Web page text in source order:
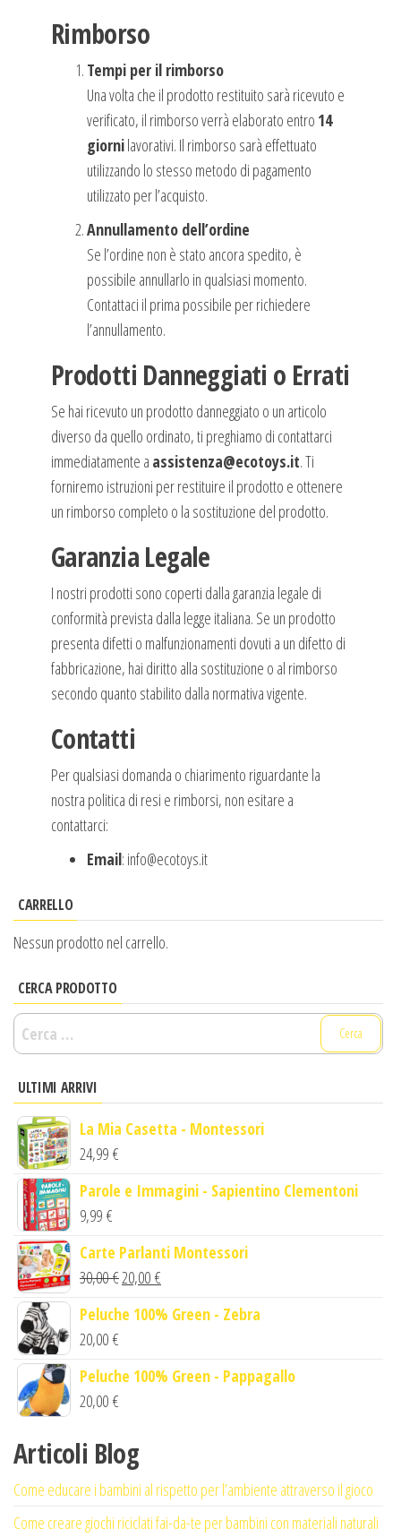
Rimborso
Tempi per il rimborso
Una volta che il prodotto restituito sarà ricevuto e
verificato, il rimborso verrà elaborato entro 14
giornilavorativi. Il rimborso sarà effettuato
utilizzando lo stesso metodo di pagamento
utilizzato per l’acquisto.
Annullamento dell’ordine
Se l’ordine non è stato ancora spedito, è
possibile annullarlo in qualsiasi momento.
Contattaci il prima possibile per richiedere
l’annullamento.
Prodotti Danneggiati o Errati
Se hai ricevuto un prodotto danneggiato o un articolo
diverso da quello ordinato, ti preghiamo di contattarci
immediatamente a assistenza@ecotoys.it. Ti
forniremo istruzioni per restituire il prodotto e ottenere
un rimborso completo o la sostituzione del prodotto.
Garanzia Legale
I nostri prodotti sono coperti dalla garanzia legale di
conformità prevista dalla legge italiana. Se un prodotto
presenta difetti o malfunzionamenti dovuti a un difetto di
fabbricazione, hai diritto alla sostituzione o al rimborso
secondo quanto stabilito dalla normativa vigente.
Contatti
Per qualsiasi domanda o chiarimento riguardante la
nostra politica di resi e rimborsi, non esitare a
contattarci:
Email: info@ecotoys.it
CARRELLO
Nessun prodotto nel carrello.
CERCA PRODOTTO
Ricerca
per:
ULTIMI ARRIVI
La Mia Casetta - Montessori
24,99 €
Parole e Immagini - Sapientino Clementoni
9,99 €
Carte Parlanti Montessori
30,00€Il
originale
30,00 €.
20,00 €
attuale
20,00 €.
Peluche 100% Green - Zebra
20,00 €
Peluche 100% Green - Pappagallo
20,00 €
Articoli Blog
Come educare i bambini al rispetto per l’ambiente attraverso il gioco
Come creare giochi riciclati fai-da-te per bambini con materiali naturali